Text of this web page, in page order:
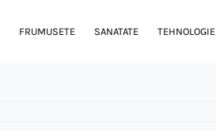
FRUMUSETE SANATATE TEHNOLOGIE